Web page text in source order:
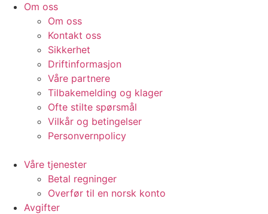
Om oss
Om oss
Kontakt oss
Sikkerhet
Driftinformasjon
Våre partnere
Tilbakemelding og klager
Ofte stilte spørsmål
Vilkår og betingelser​
Personvernpolicy
Våre tjenester
Betal regninger
Overfør til en norsk konto
Avgifter